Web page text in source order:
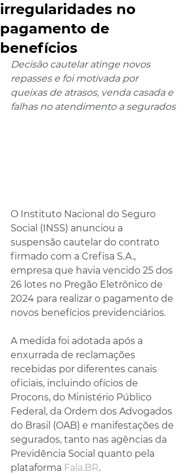
irregularidades no
pagamento de
benefícios
Decisão cautelar atinge novos
repasses e foi motivada por
queixas de atrasos, venda casada e
falhas no atendimento a segurados
O Instituto Nacional do Seguro
Social (INSS) anunciou a
suspensão cautelar do contrato
firmado com a Crefisa S.A.,
empresa que havia vencido 25 dos
26 lotes no Pregão Eletrônico de
2024 para realizar o pagamento de
novos benefícios previdenciários.
A medida foi adotada após a
enxurrada de reclamações
recebidas por diferentes canais
oficiais, incluindo ofícios de
Procons, do Ministério Público
Federal, da Ordem dos Advogados
do Brasil (OAB) e manifestações de
segurados, tanto nas agências da
Previdência Social quanto pela
plataforma Fala.BR.